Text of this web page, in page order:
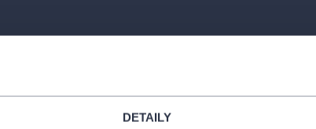
DETAILY